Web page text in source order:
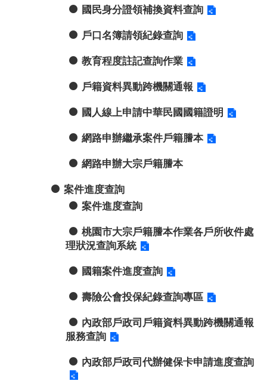
國民身分證領補換資料查詢
戶口名簿請領紀錄查詢
教育程度註記查詢作業
戶籍資料異動跨機關通報
國人線上申請中華民國國籍證明
網路申辦繼承案件戶籍謄本
網路申辦大宗戶籍謄本
案件進度查詢
案件進度查詢
桃園市大宗戶籍謄本作業各戶所收件處
理狀況查詢系統
國籍案件進度查詢
壽險公會投保紀錄查詢專區
內政部戶政司戶籍資料異動跨機關通報
服務查詢
內政部戶政司代辦健保卡申請進度查詢